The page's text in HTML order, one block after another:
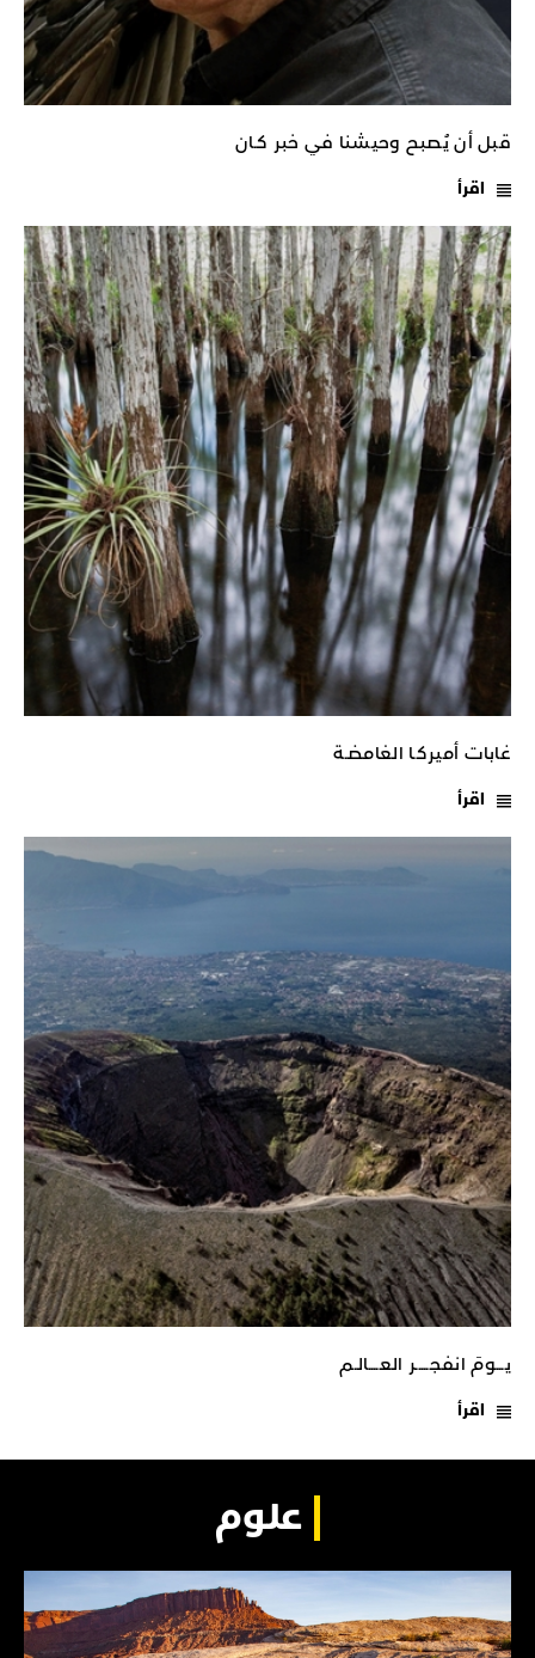
قبل أن يُصبح وحيشنا في خبر كـان
اقرأ
غابات أميركـا الغامضـة
اقرأ
يـــومَ انفجـــــر العــــالـم
اقرأ
علوم